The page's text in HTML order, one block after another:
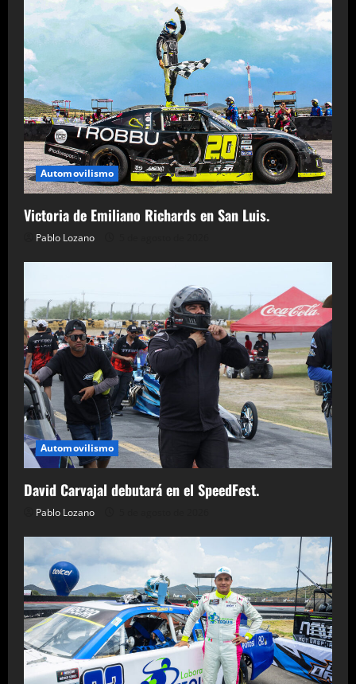
Automovilismo
Victoria de Emiliano Richards en San Luis.
Pablo Lozano
Automovilismo
David Carvajal debutará en el SpeedFest.
Pablo Lozano